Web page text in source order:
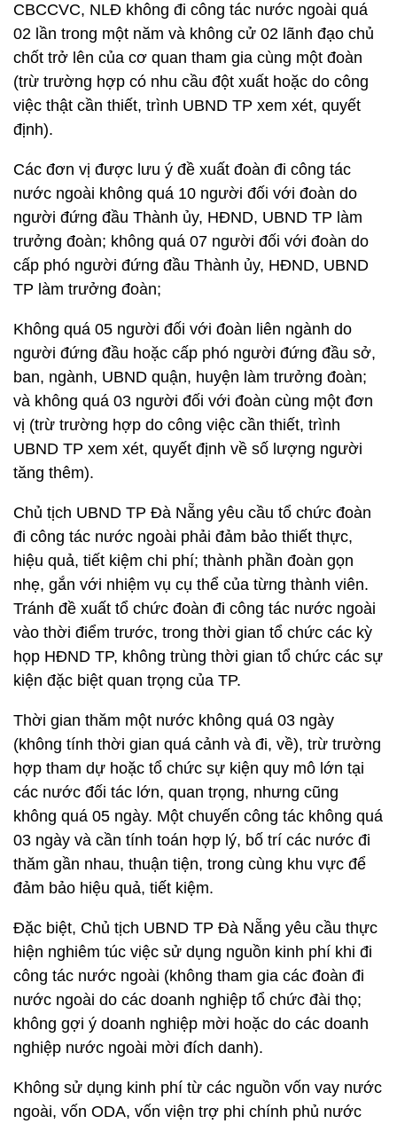
CBCCVC, NLĐ không đi công tác nước ngoài quá
02 lần trong một năm và không cử 02 lãnh đạo chủ
chốt trở lên của cơ quan tham gia cùng một đoàn
(trừ trường hợp có nhu cầu đột xuất hoặc do công
việc thật cần thiết, trình UBND TP xem xét, quyết
định).
Các đơn vị được lưu ý đề xuất đoàn đi công tác
nước ngoài không quá 10 người đối với đoàn do
người đứng đầu Thành ủy, HĐND, UBND TP làm
trưởng đoàn; không quá 07 người đối với đoàn do
cấp phó người đứng đầu Thành ủy, HĐND, UBND
TP làm trưởng đoàn;
Không quá 05 người đối với đoàn liên ngành do
người đứng đầu hoặc cấp phó người đứng đầu sở,
ban, ngành, UBND quận, huyện làm trưởng đoàn;
và không quá 03 người đối với đoàn cùng một đơn
vị (trừ trường hợp do công việc cần thiết, trình
UBND TP xem xét, quyết định về số lượng người
tăng thêm).
Chủ tịch UBND TP Đà Nẵng yêu cầu tổ chức đoàn
đi công tác nước ngoài phải đảm bảo thiết thực,
hiệu quả, tiết kiệm chi phí; thành phần đoàn gọn
nhẹ, gắn với nhiệm vụ cụ thể của từng thành viên.
Tránh đề xuất tổ chức đoàn đi công tác nước ngoài
vào thời điểm trước, trong thời gian tổ chức các kỳ
họp HĐND TP, không trùng thời gian tổ chức các sự
kiện đặc biệt quan trọng của TP.
Thời gian thăm một nước không quá 03 ngày
(không tính thời gian quá cảnh và đi, về), trừ trường
hợp tham dự hoặc tổ chức sự kiện quy mô lớn tại
các nước đối tác lớn, quan trọng, nhưng cũng
không quá 05 ngày. Một chuyến công tác không quá
03 ngày và cần tính toán hợp lý, bố trí các nước đi
thăm gần nhau, thuận tiện, trong cùng khu vực để
đảm bảo hiệu quả, tiết kiệm.
Đặc biệt, Chủ tịch UBND TP Đà Nẵng yêu cầu thực
hiện nghiêm túc việc sử dụng nguồn kinh phí khi đi
công tác nước ngoài (không tham gia các đoàn đi
nước ngoài do các doanh nghiệp tổ chức đài thọ;
không gợi ý doanh nghiệp mời hoặc do các doanh
nghiệp nước ngoài mời đích danh).
Không sử dụng kinh phí từ các nguồn vốn vay nước
ngoài, vốn ODA, vốn viện trợ phi chính phủ nước